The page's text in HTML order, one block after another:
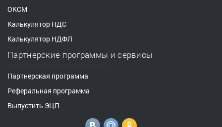
ОКСМ
Калькулятор НДС
Калькулятор НДФЛ
Партнерские программы и сервисы
Партнерская программа
Реферальная программа
Выпустить ЭЦП